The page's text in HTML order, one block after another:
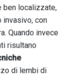
ben localizzate,
invasivo, con
Quando invece
risultano
di lembi di